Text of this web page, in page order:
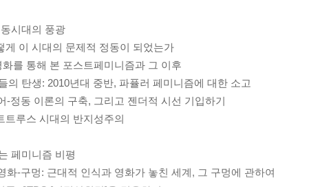
시대의 풍광
게 이 시대의 문제적 정동이 되었는가
를 통해 본 포스트페미니즘과 그 이후
의 탄생: 2010년대 중반, 파퓰러 페미니즘에 대한 소고
-정동 이론의 구축, 그리고 젠더적 시선 기입하기
트루스 시대의 반지성주의
페미니즘 비평
화-구멍: 근대적 인식과 영화가 놓친 세계, 그 구멍에 관하여